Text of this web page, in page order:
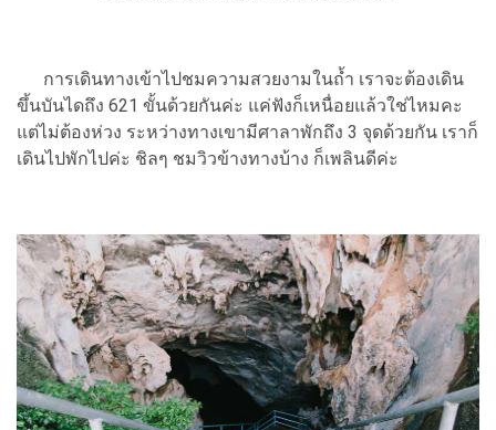
การเดินทางเข้าไปชมความสวยงามในถ้ำ เราจะต้องเดิน
ขึ้นบันไดถึง 621 ขั้นด้วยกันค่ะ แค่ฟังก็เหนื่อยแล้วใช่ไหมคะ
แต่ไม่ต้องห่วง ระหว่างทางเขามีศาลาพักถึง 3 จุดด้วยกัน เราก็
เดินไปพักไปค่ะ ชิลๆ ชมวิวข้างทางบ้าง ก็เพลินดีค่ะ